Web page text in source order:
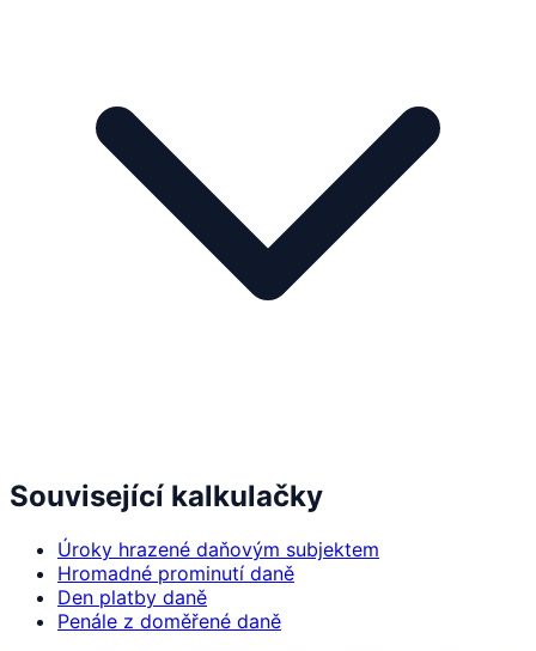
Související kalkulačky
Úroky hrazené daňovým subjektem
Hromadné prominutí daně
Den platby daně
Penále z doměřené daně